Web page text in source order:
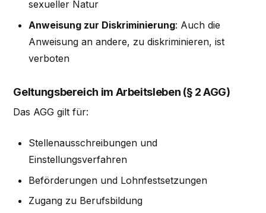
sexueller Natur
Anweisung zur Diskriminierung: Auch die
Anweisung an andere, zu diskriminieren, ist
verboten
Geltungsbereich im Arbeitsleben (§ 2 AGG)
Das AGG gilt für:
Stellenausschreibungen und
Einstellungsverfahren
Beförderungen und Lohnfestsetzungen
Zugang zu Berufsbildung